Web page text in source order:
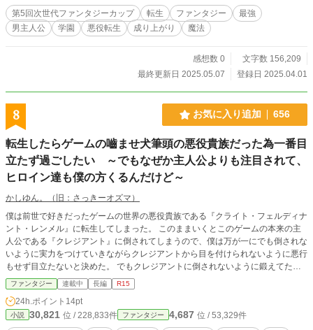
大事だな。 とりあえず良い子になって悪いことは全部止め、迷惑をかけた人た
ちにも謝った。 楽しくも厳しい努力を過剰に積んだら、人や魔物、さらには相
手の魔法まで操作できるようになった。 ヒロインたちの困りごともゲーム知識
れば一発解決なのだが、倫理的にまずいし可哀想なのでそれはしない。 命乞い
のために助けただけなのに、ヒロインたちはなぜか俺を囲み重い愛をぶつけてく
ら、俺を”師匠”と崇め奉る始末。 鍛えまくった操作魔法は猛者溢れる学園でもや
はり強く、俺は作中最強への道を着々と上る。 これは強くなりすぎた元最弱な
悪役の無双譚と、最強の存在に魅せられたヒロインたちの物語。
第5回次世代ファンタジーカップ 転生 ファンタジー
最強
男主人公
学園 悪役転生 成り上がり 魔法
感想数 0
文字数 156,209
最終更新日 2025.05.07
登録日 2025.04.01
8 お気に入り追加 656
転生したらゲームの嚙ませ犬筆頭の悪役貴族だった為一番目
立たず過ごしたい ～でもなぜか主人公よりも注目されて、
ヒロイン達も僕の方くるんだけど～
かしゆん。（旧：さっきーオズマ）
僕は前世で好きだったゲームの世界の悪役貴族である『クライト・フェルディナ
ント・レンメル』に転生してしまった。 このままいくとこのゲームの本来の主
人公である『クレジアント』に倒されてしまうので、僕は万が一にでも倒されな
いように実力をつけていきながらクレジアントから目を付けられないように悪行
もせず目立たないと決めた。 でもクレジアントに倒されないように鍛えてただ
けなのに、歳に見合わない実力を持つ僕に興味を持つ者が少しずつ現れ始め
て………あんまり僕に興味持たないで！！！ 一応、下記は主要キャラの身分で
す。書いている私自身がそこそこ間違えている事があるので、気が付いていただ
けたならその都度コメントで誤字のご報告をしてくださると嬉しいです。 クラ
ファンタジー 連載中 長編 R15
24h.ポイント 14pt
小説 30,821 位 / 228,833件 ファンタジー 4,687 位 / 53,329件